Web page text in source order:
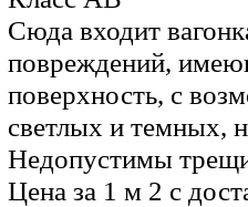
Сюда входит
повреждений,
поверхность, с
светлых и темных,
Недопустимы
Цена за 1 м 2 с